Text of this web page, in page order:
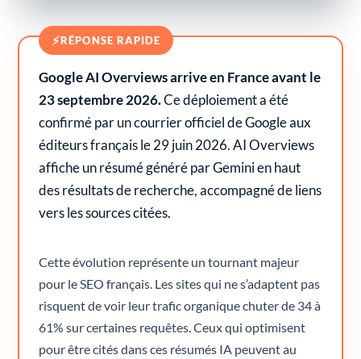
⚡RÉPONSE RAPIDE
Google AI Overviews arrive en France avant le
23 septembre 2026.Ce déploiement a été
confirmé par un courrier officiel de Google aux
éditeurs français le 29 juin 2026. AI Overviews
affiche un résumé généré par Gemini en haut
des résultats de recherche, accompagné de liens
vers les sources citées.
Cette évolution représente un tournant majeur
pour le SEO français. Les sites qui ne s’adaptent pas
risquent de voir leur trafic organique chuter de 34 à
61% sur certaines requêtes. Ceux qui optimisent
pour être cités dans ces résumés IA peuvent au